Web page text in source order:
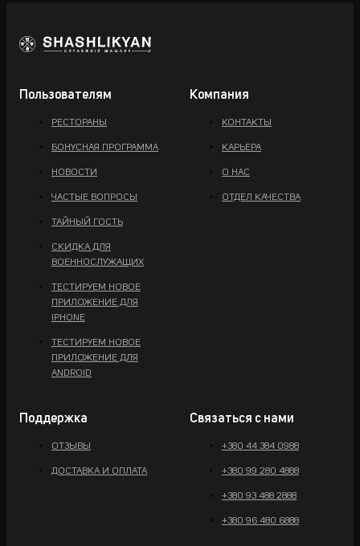
Пользователям
РЕСТОРАНЫ
БОНУСНАЯ ПРОГРАММА
НОВОСТИ
ЧАСТЫЕ ВОПРОСЫ
ТАЙНЫЙ ГОСТЬ
СКИДКА ДЛЯ
ВОЕННОСЛУЖАЩИХ
ТЕСТИРУЕМ НОВОЕ
ПРИЛОЖЕНИЕ ДЛЯ
IPHONE
ТЕСТИРУЕМ НОВОЕ
ПРИЛОЖЕНИЕ ДЛЯ
ANDROID
Компания
КОНТАКТЫ
КАРЬЕРА
О НАС
ОТДЕЛ КАЧЕСТВА
Поддержка
ОТЗЫВЫ
ДОСТАВКА И ОПЛАТА
Связаться с нами
+380 44 384 0988
+380 99 280 4888
+380 93 488 2888
+380 96 480 6888